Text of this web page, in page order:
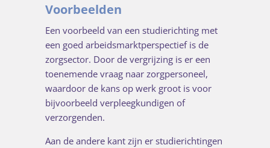
Voorbeelden
Een voorbeeld van een studierichting met
een goed arbeidsmarktperspectief is de
zorgsector. Door de vergrijzing is er een
toenemende vraag naar zorgpersoneel,
waardoor de kans op werk groot is voor
bijvoorbeeld verpleegkundigen of
verzorgenden.
Aan de andere kant zijn er studierichtingen